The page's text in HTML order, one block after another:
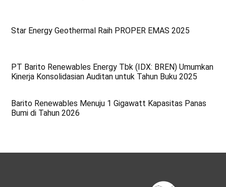
Star Energy Geothermal Raih PROPER EMAS 2025
PT Barito Renewables Energy Tbk (IDX: BREN) Umumkan
Kinerja Konsolidasian Auditan untuk Tahun Buku 2025
Barito Renewables Menuju 1 Gigawatt Kapasitas Panas
Bumi di Tahun 2026